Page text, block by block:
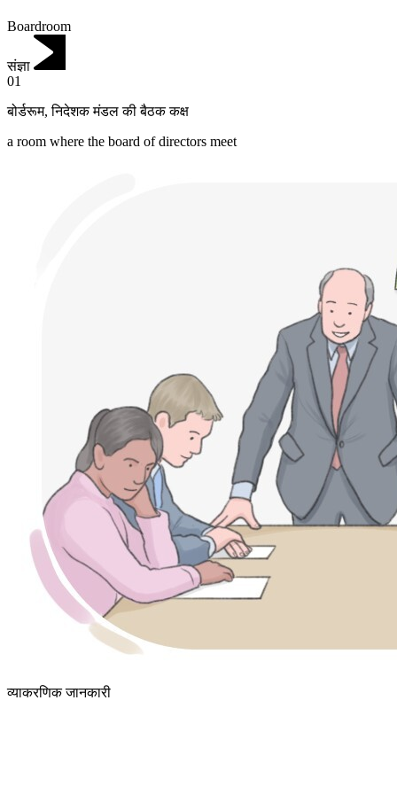
Boardroom
संज्ञा
01
बोर्डरूम,निदेशक मंडल की बैठक कक्ष
a room where the board of directors meet
व्याकरणिक जानकारी